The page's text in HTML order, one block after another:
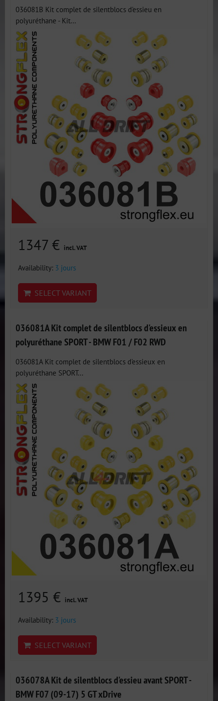
036081B Kit complet de silentblocs d'essieu en
polyuréthane - Kit...
1347 € incl. VAT
Availability: 3 jours
SELECT VARIANT
036081A Kit complet de silentblocs d'essieux en
polyuréthane SPORT - BMW F01 / F02 RWD
036081A Kit complet de silentblocs d'essieux en
polyuréthane SPORT...
1395 € incl. VAT
Availability: 3 jours
SELECT VARIANT
036078A Kit de silentblocs d'essieu avant SPORT -
BMW F07 (09-17) 5 GT xDrive